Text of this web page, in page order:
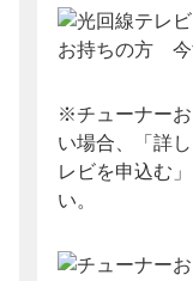
※チューナー
い場合、「詳
レビを申込む
い。